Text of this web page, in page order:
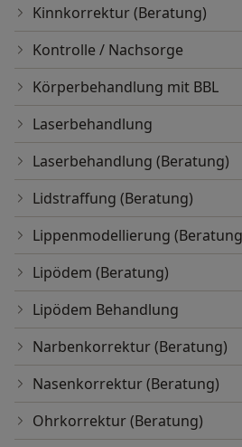
Kinnkorrektur (Beratung)
Kontrolle / Nachsorge
Körperbehandlung mit BBL
Laserbehandlung
Laserbehandlung (Beratung)
Lidstraffung (Beratung)
Lippenmodellierung
Lipödem (Beratung)
Lipödem Behandlung
Narbenkorrektur (Beratung)
Nasenkorrektur (Beratung)
Ohrkorrektur (Beratung)